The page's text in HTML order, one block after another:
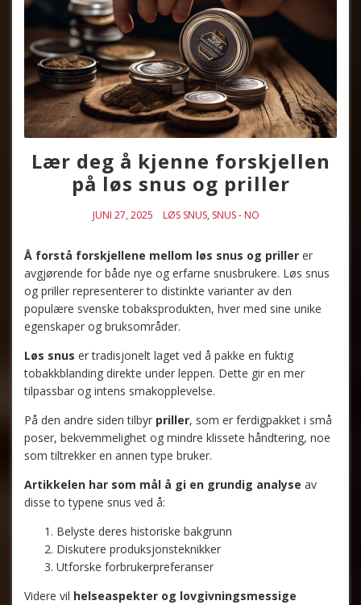
Lær deg å kjenne forskjellen
på løs snus og priller
JUNI 27, 2025 LØS SNUS, SNUS - NO
Å forstå forskjellene mellom løs snus og priller er
avgjørende for både nye og erfarne snusbrukere. Løs snus
og priller representerer to distinkte varianter av den
populære svenske tobaksprodukten, hver med sine unike
egenskaper og bruksområder.
Løs snus er tradisjonelt laget ved å pakke en fuktig
tobakkblanding direkte under leppen. Dette gir en mer
tilpassbar og intens smakopplevelse.
På den andre siden tilbyr priller, som er ferdigpakket i små
poser, bekvemmelighet og mindre klissete håndtering, noe
som tiltrekker en annen type bruker.
Artikkelen har som mål å gi en grundig analyse av
disse to typene snus ved å:
Belyste deres historiske bakgrunn
Diskutere produksjonsteknikker
Utforske forbrukerpreferanser
Videre vil helseaspekter og lovgivningsmessige